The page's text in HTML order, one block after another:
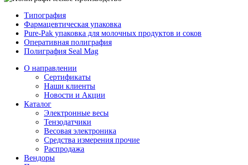
Типография
Фармацевтическая упаковка
Pure-Pak упаковка для молочных продуктов и соков
Оперативная полиграфия
Полиграфия Seal Mag
О направлении
Сертификаты
Наши клиенты
Новости и Акции
Каталог
Электронные весы
Тензодатчики
Весовая электроника
Средства измерения прочие
Распродажа
Вендоры